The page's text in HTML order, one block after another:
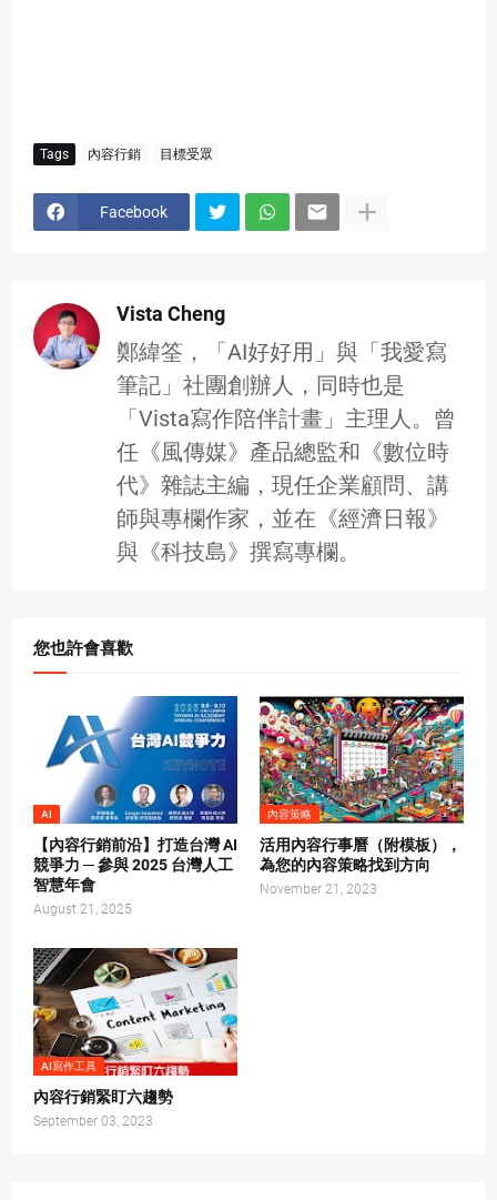
Tags 內容行銷 目標受眾
Facebook
Vista Cheng
鄭緯筌，「AI好好用」與「我愛寫
筆記」社團創辦人，同時也是
「Vista寫作陪伴計畫」主理人。曾
任《風傳媒》產品總監和《數位時
代》雜誌主編，現任企業顧問、講
師與專欄作家，並在《經濟日報》
與《科技島》撰寫專欄。
您也許會喜歡
AI
【內容行銷前沿】打造台灣 AI
競爭力 ─ 參與 2025 台灣人工
智慧年會
August 21, 2025
內容策略
活用內容行事曆（附模板），
為您的內容策略找到方向
November 21, 2023
AI寫作工具
內容行銷緊盯六趨勢
September 03, 2023